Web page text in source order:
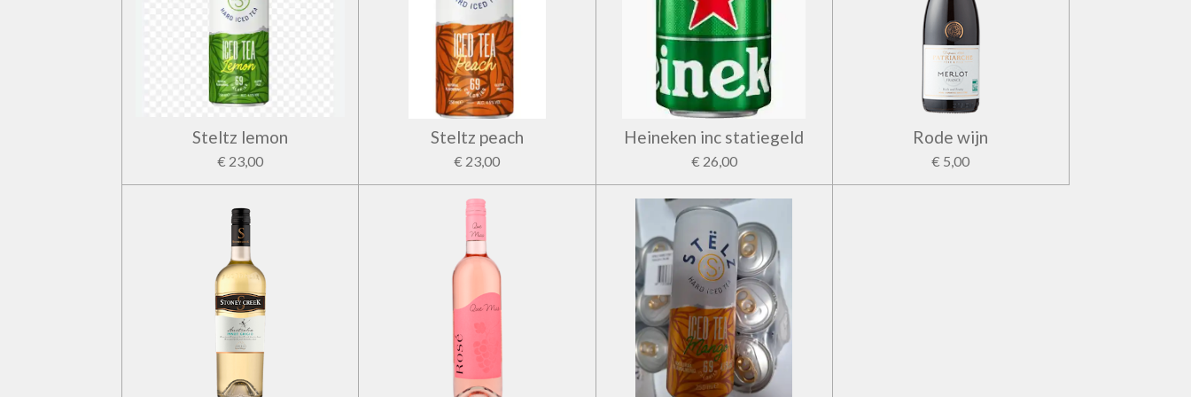
Steltz lemon
€ 23,00
Steltz peach
€ 23,00
Heineken inc statiegeld
€ 26,00
Rode wijn
€ 5,00